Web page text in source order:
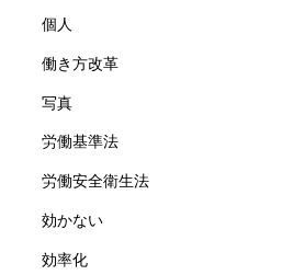
個人
働き方改革
写真
労働基準法
労働安全衛生法
効かない
効率化